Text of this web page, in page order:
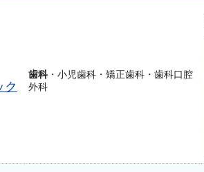
ク
歯科・小児歯科・矯正歯科・歯科口腔
外科